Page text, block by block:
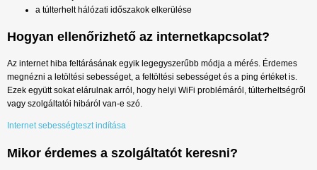
a túlterhelt hálózati időszakok elkerülése
Hogyan ellenőrizhető az internetkapcsolat?
Az internet hiba feltárásának egyik legegyszerűbb módja a mérés. Érdemes
megnézni a letöltési sebességet, a feltöltési sebességet és a ping értéket is.
Ezek együtt sokat elárulnak arról, hogy helyi WiFi problémáról, túlterheltségről
vagy szolgáltatói hibáról van-e szó.
Internet sebességteszt indítása
Mikor érdemes a szolgáltatót keresni?